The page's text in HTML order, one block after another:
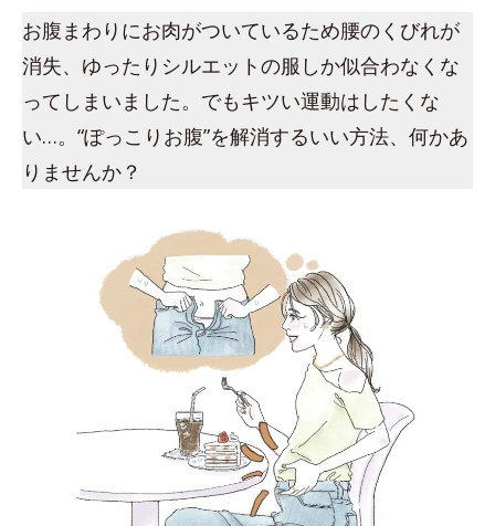
お腹まわりにお肉がついているため腰のくびれが
消失、ゆったりシルエットの服しか似合わなくな
ってしまいました。でもキツい運動はしたくな
い…。“ぽっこりお腹”を解消するいい方法、何かあ
りませんか？